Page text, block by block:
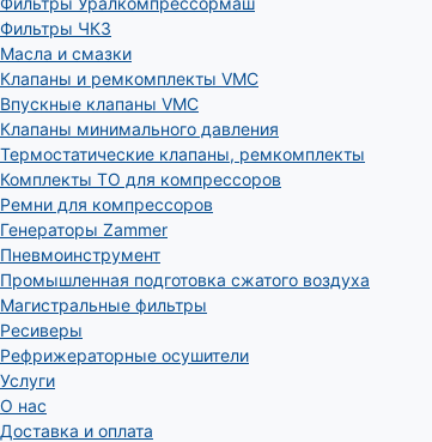
Фильтры ЧКЗ
Масла и смазки
Клапаны и ремкомплекты VMC
Впускные клапаны VMC
Клапаны минимального давления
Термостатические клапаны, ремкомплекты
Комплекты ТО для компрессоров
Ремни для компрессоров
Генераторы Zammer
Пневмоинструмент
Промышленная подготовка сжатого воздуха
Магистральные фильтры
Ресиверы
Рефрижераторные осушители
Услуги
О нас
Доставка и оплата